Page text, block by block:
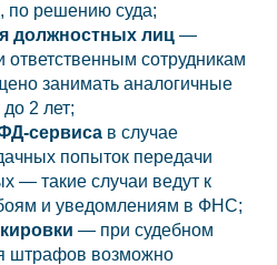
по решению суда;
должностных лиц —
ответственным сотрудникам
занимать аналогичные
2 лет;
сервиса в случае
попыток передачи
— такие случаи ведут к
и уведомлениям в ФНС;
— при судебном
штрафов возможно